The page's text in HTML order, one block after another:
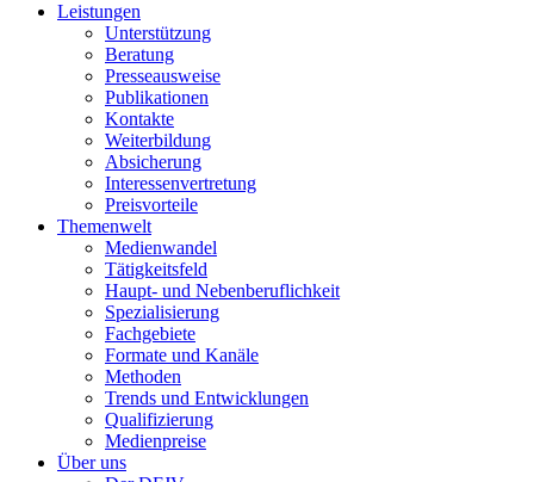
Leistungen
Unterstützung
Beratung
Presseausweise
Publikationen
Kontakte
Weiterbildung
Absicherung
Interessenvertretung
Preisvorteile
Themenwelt
Medienwandel
Tätigkeitsfeld
Haupt- und Nebenberuflichkeit
Spezialisierung
Fachgebiete
Formate und Kanäle
Methoden
Trends und Entwicklungen
Qualifizierung
Medienpreise
Über uns